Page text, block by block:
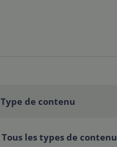
Type de contenu
Tous les types de contenu